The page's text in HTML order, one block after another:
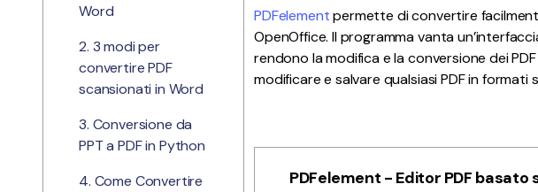
PDFelementpermette di convertire
OpenOffice. Il programma vanta
rendono la modifica e la conversione dei
modificare e salvare qualsiasi PDF in
PDFelement - Editor PDF basato
Word
2. 3 modi per
convertire PDF
scansionati in Word
3. Conversione da
PPT a PDF in Python
4. Come Convertire